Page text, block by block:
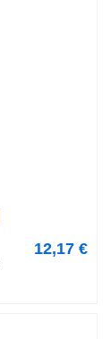
12,17 €